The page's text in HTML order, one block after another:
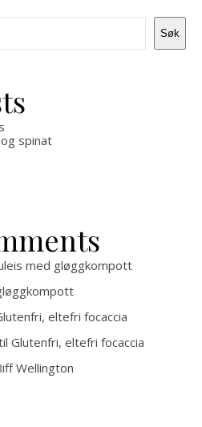
Søk
spinat
med gløggkompott
eltefri focaccia
Glutenfri, eltefri focaccia
Wellington